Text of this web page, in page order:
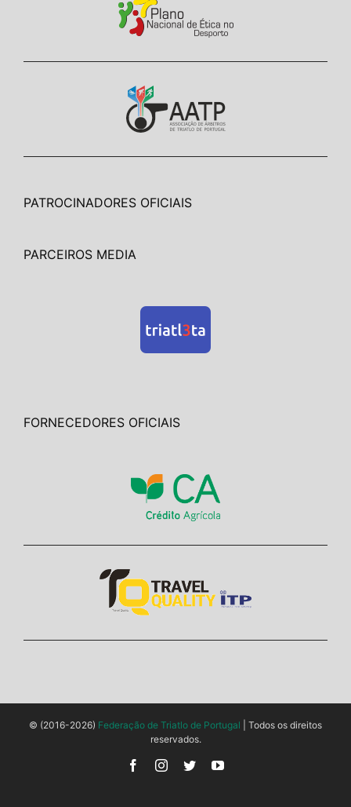
PATROCINADORES OFICIAIS
PARCEIROS MEDIA
FORNECEDORES OFICIAIS
© (2016-2026) Federação de Triatlo de Portugal | Todos os direitos
reservados.
FacebookInstagram
TwitterYouTube